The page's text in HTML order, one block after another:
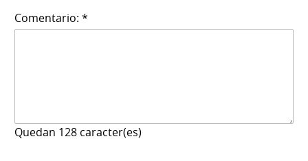
Comentario: *
Quedan 128 caracter(es)